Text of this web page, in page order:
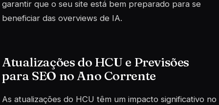
garantir que o seu site está bem preparado para se
beneficiar das overviews de IA.
Atualizações do HCU e Previsões
para SEO no Ano Corrente
As atualizações do HCU têm um impacto significativo no